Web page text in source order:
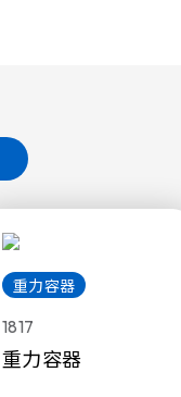
重力容器
1817
重力容器